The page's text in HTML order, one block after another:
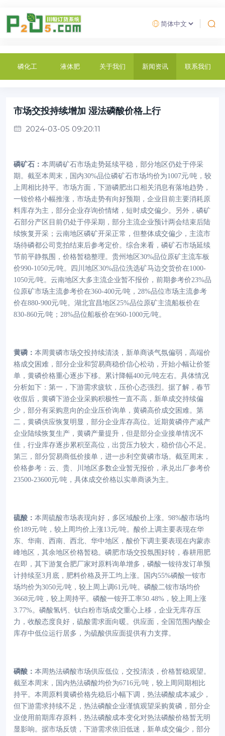
磷化工 液体肥 关于我们 新闻资讯 联系我们
市场交投持续增加 湿法磷酸价格上行
2024-03-05 09:20:11
磷矿石 ： 本周磷矿石市场走势延续平稳，部分地区仍处于停采
期。截至本周末，国内30%品位磷矿石市场均价为1007元/吨，较
上周相比持平。市场方面，下游磷肥出口相关消息有落地趋势，
一铵价格小幅推涨，市场走势有向好预期，企业目前主要消耗原
料库存为主，部分企业存询价情绪，短时成交偏少。另外，磷矿
石部分产区目前仍处于停采期，部分主流企业预计两会结束后陆
续恢复开采；云南地区磷矿开采正常，但整体成交偏少，主流市
场待磷都公司竞拍结束后参考定价。综合来看，磷矿石市场延续
节前平静氛围，价格暂稳整理。贵州地区30%品位原矿主流车板
价990-1050元/吨。四川地区30%品位洗选矿马边交货价在1000-
1050元/吨。云南地区大多主流企业暂不报价，前期参考价23%品
位原矿市场主流参考价在360-400元/吨，28%品位市场主流参考
价在880-900元/吨。湖北宜昌地区25%品位原矿主流船板价在
830-860元/吨；28%品位船板价在960-1000元/吨。
黄磷 ： 本周黄磷市场交投持续清淡，新单商谈气氛偏弱，高端价
格成交困难，部分企业和贸易商稳价信心松动，开始小幅让价签
单，黄磷价格重心逐步下移。累计降幅400元/吨左右。具体情况
分析如下：第一，下游需求疲软，压价心态强烈。据了解，春节
收假后，黄磷下游企业采购积极性一直不高，新单成交持续偏
少，部分有采购意向的企业压价询单，黄磷高价成交困难。第
二，黄磷供应恢复明显，部分企业库存高位。近期黄磷停产减产
企业陆续恢复生产，黄磷产量提升，但是部分企业接单情况不
佳，行业库存逐步累积至高位，出货压力较大，稳价信心不足。
第三，部分贸易商低价接单，进一步利空黄磷市场。截至周末，
价格参考：云、贵、川地区多数企业暂无报价，承兑出厂参考价
23500-23600元/吨，具体成交价格以实单商谈为主。
硫酸 ： 本周硫酸市场表现向好，多区域酸价上涨。 98%酸市场均
价189元/吨，较上周均价上涨13元/吨。酸价上调主要表现在华
东、华南、西南、西北、华中地区，酸价下调主要表现在内蒙赤
峰地区，其余地区价格暂稳。磷肥市场交投氛围好转，春耕用肥
在即，其下游复合肥厂家对原料询单增多，磷酸一铵待发订单预
计持续至3月底，肥料价格及开工均上涨。国内55%磷酸一铵市
场均价为3050元/吨，较上周上调61元/吨。磷酸二铵市场均价
3668元/吨，较上周持平。磷酸一铵开工率50.48%，较上周上涨
3.77%。磷酸氢钙、钛白粉市场成交重心上移，企业无库存压
力，收酸态度良好，硫酸需求面向暖。供应面，全国范围内酸企
库存中低位运行居多，为硫酸供应面提供有力支撑。
磷酸 ： 本周热法磷酸市场供应低位，交投清淡，价格暂稳观望。
截至本周末，国内热法磷酸均价为6716元/吨，较上周同期相比
持平。本周原料黄磷价格先稳后小幅下调，热法磷酸成本减少，
但下游需求持续不足，热法磷酸企业谨慎观望采购黄磷，部分企
业使用前期库存原料，热法磷酸成本变化对热法磷酸价格暂无明
显影响。据市场反馈，下游需求依旧低迷，新单成交偏少，部分